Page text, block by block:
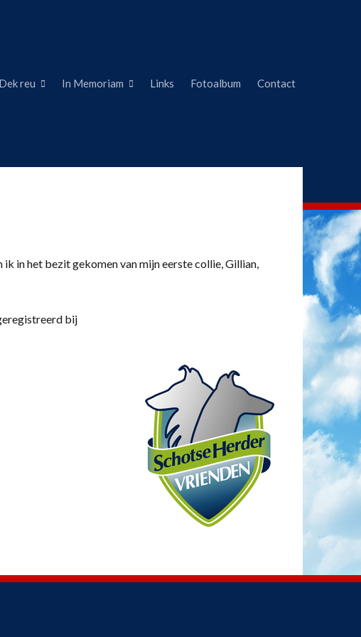
Dek reu In Memoriam Links Fotoalbum Contact
in het bezit gekomen van mijn eerste collie, Gillian,
bij